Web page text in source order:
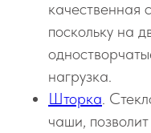
качественная
поскольку на
нагрузка.
Шторка.
чаши,